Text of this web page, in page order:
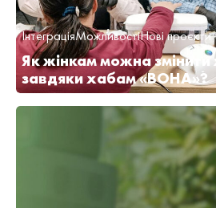
ІнтеграціяМожливостіНові проєкти
Як жінкам можна змінити
завдяки хабам «ВОНА»?